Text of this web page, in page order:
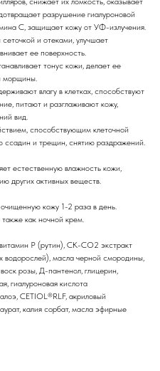
разрушение гиалуроновой
С, защищает кожу от УФ-излучения.
и отеками, улучшает
ее поверхность.
тонус кожи, делает ее
морщины.
влагу в клетках, способствуют
питают и разглаживают кожу,
вид.
способствующим клеточной
ссадин и трещин, снятию раздражений.
естественную влажность кожи,
других активных веществ.
кожу 1-2 раза в день.
как ночной крем.
P (рутин), СК-СО2 экстракт
водорослей), масла черной смородины,
розы, Д-пантенол, глицерин,
гиалуроновая кислота
CETIOL®RLF, акриловый
калия сорбат, масла эфирные